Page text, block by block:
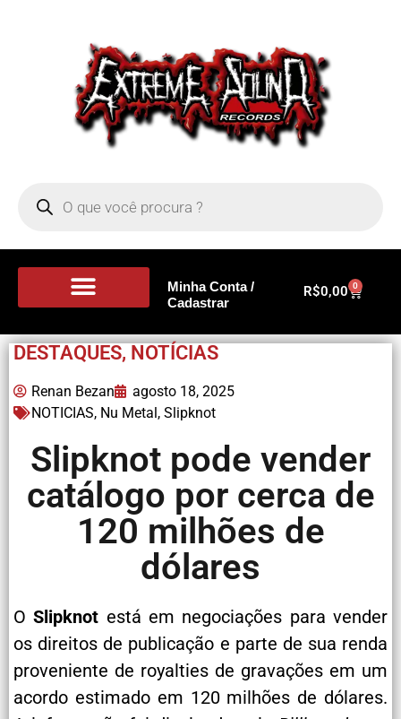
Minha Conta /
Cadastrar
R$0,00 0
DESTAQUES, NOTÍCIAS
Renan Bezan
agosto 18, 2025
NOTICIAS, Nu Metal, Slipknot
Slipknot pode vender
catálogo por cerca de
120 milhões de
dólares
OSlipknot está em negociações para vender
os direitos de publicação e parte de sua renda
proveniente de royalties de gravações em um
acordo estimado em 120 milhões de dólares.